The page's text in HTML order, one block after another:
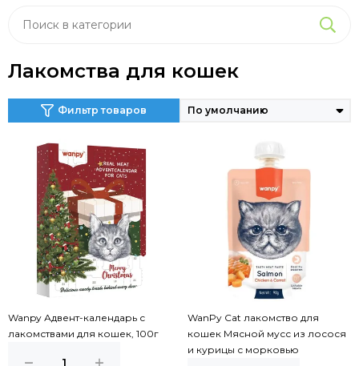
Лакомства для кошек
Фильтр товаров
Wanpy Адвент-календарь с
лакомствами для кошек, 100г
WanPy Cat лакомство для
кошек Мясной мусс из лосося
и курицы с морковью